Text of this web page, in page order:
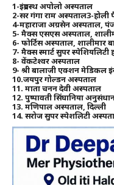
1-इंद्रप्रस्थ अपोलो अस्पताल
2-सर गंगा राम अस्पताल3-होली
4-महाराजा अग्रसेन अस्पताल,
5- मैक्स एसएस अस्पताल,
6- फोर्टिस अस्पताल, शालीमार
7- मैक्स स्मार्ट सुपर स्पेशियलिटी
8- वेंकटेश्वर अस्पताल
9- श्री बालाजी एक्शन मेडिकल
10.जयपुर गोल्डन अस्पताल
11. माता चनन देवी अस्पताल
12. पुष्पावती सिंघानिया
13. मणिपाल अस्पताल, दिल्ली
14. सरोज सुपर स्पेशलिटी